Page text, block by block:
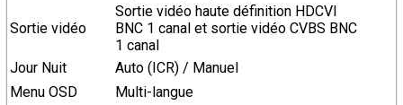
Sortie vidéo
Sortie vidéo haute définition HDCVI
BNC 1 canal et sortie vidéo CVBS BNC
1 canal
Jour Nuit
Auto (ICR) / Manuel
Menu OSD
Multi-langue